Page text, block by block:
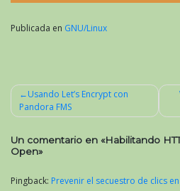
Publicada en GNU/Linux
Navegación
de
entradas
Usando Let’s Encrypt con
Pandora FMS
Un comentario en «Habilitando
Open»
Pingback: Prevenir el secuestro de clics en